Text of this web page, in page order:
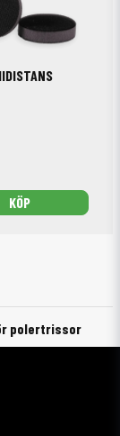
polertrissor
KÖP